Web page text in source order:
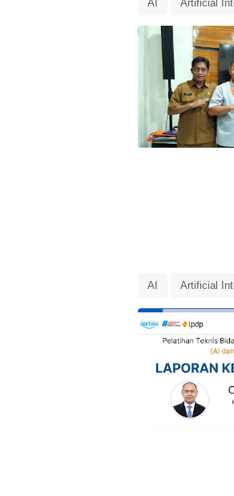
AI Artificial
Laporan LPDP
pendidikan
AI Artificial
Laporan LPDP
pendidikan